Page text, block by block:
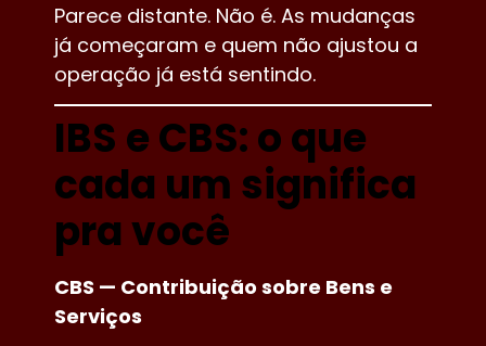
Parece distante. Não é. As mudanças
já começaram e quem não ajustou a
operação já está sentindo.
IBS e CBS: o que
cada um significa
pra você
CBS — Contribuição sobre Bens e
Serviços